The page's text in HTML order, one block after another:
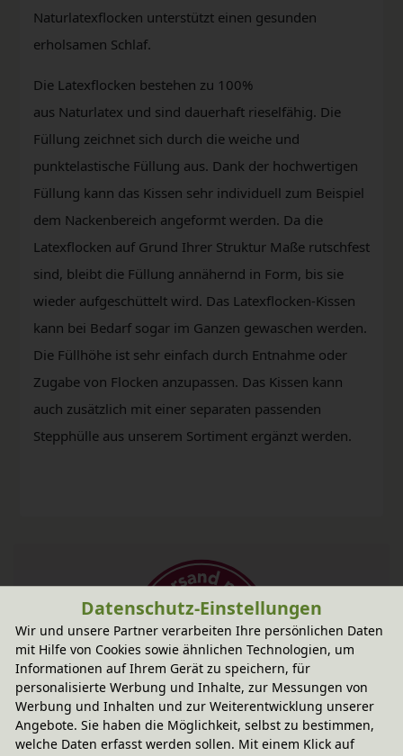
Naturlatexflocken unterstützt einen gesunden
erholsamen Schlaf.
Die Latexflocken bestehen zu 100%
aus Naturlatex und sind dauerhaft rieselfähig. Die
Füllung zeichnet sich durch die weiche und
punktelastische Füllung aus. Dank der hochwertigen
Füllung kann das Kissen sehr individuell zum Beispiel
dem Nackenbereich angeformt werden. Da die
Latexflocken auf Grund Ihrer Struktur Maße rutschfest
sind, bleibt die Füllung annähernd in Form, bis sie
wieder aufgeschüttelt wird. Das Latexflocken-Kissen
kann bei Bedarf sogar im Ganzen gewaschen werden.
Die Füllhöhe ist sehr einfach durch Entnahme oder
Zugabe von Flocken anzupassen. Das Kissen kann
auch zusätzlich mit einer separaten passenden
Stepphülle aus unserem Sortiment ergänzt werden.
Fairer Paketversand
14,95 € innerhalb ...
Datenschutz-Einstellungen
Wir und unsere Partner verarbeiten Ihre persönlichen Daten
mit Hilfe von Cookies sowie ähnlichen Technologien, um
Informationen auf Ihrem Gerät zu speichern, für
personalisierte Werbung und Inhalte, zur Messungen von
Werbung und Inhalten und zur Weiterentwicklung unserer
Angebote. Sie haben die Möglichkeit, selbst zu bestimmen,
welche Daten erfasst werden sollen. Mit einem Klick auf